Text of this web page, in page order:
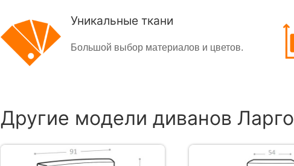
Уникальные ткани
Большой выбор материалов и цветов.
Другие модели диванов Ларго